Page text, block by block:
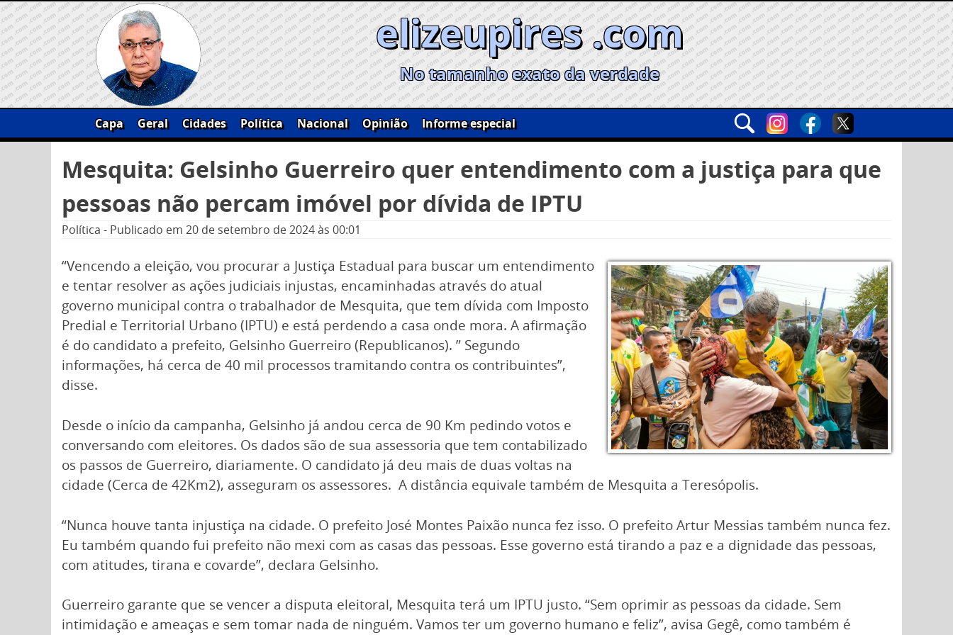
Skip
to
content
elizeupires .com
No tamanho exato da verdade
Capa Geral Cidades Política Nacional Opinião
Informe especial
por:
Mesquita: Gelsinho Guerreiro quer entendimento com a justiça para que
pessoas não percam imóvel por dívida de IPTU
Política - Publicado em 20 de setembro de 2024às 00:01
“Vencendo a eleição, vou procurar a Justiça Estadual para buscar um entendimento
e tentar resolver as ações judiciais injustas, encaminhadas através do atual
governo municipal contra o trabalhador de Mesquita, que tem dívida com Imposto
Predial e Territorial Urbano (IPTU) e está perdendo a casa onde mora. A afirmação
é do candidato a prefeito, Gelsinho Guerreiro (Republicanos). ” Segundo
informações, há cerca de 40 mil processos tramitando contra os contribuintes”,
disse.
Desde o início da campanha, Gelsinho já andou cerca de 90 Km pedindo votos e
conversando com eleitores. Os dados são de sua assessoria que tem contabilizado
os passos de Guerreiro, diariamente. O candidato já deu mais de duas voltas na
cidade (Cerca de 42Km2), asseguram os assessores. A distância equivale também de Mesquita a Teresópolis.
“Nunca houve tanta injustiça na cidade. O prefeito José Montes Paixão nunca fez isso. O prefeito Artur Messias também nunca fez.
Eu também quando fui prefeito não mexi com as casas das pessoas. Esse governo está tirando a paz e a dignidade das pessoas,
com atitudes, tirana e covarde”, declara Gelsinho.
Guerreiro garante que se vencer a disputa eleitoral, Mesquita terá um IPTU justo. “Sem oprimir as pessoas da cidade. Sem
intimidação e ameaças e sem tomar nada de ninguém. Vamos ter um governo humano e feliz”, avisa Gegê, como também é